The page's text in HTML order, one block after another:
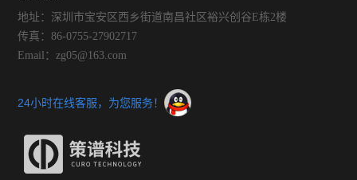
地址：深圳市宝安区西乡街道南昌社区裕兴创谷E栋2楼
传真：86-0755-27902717
Email：zg05@163.com
24小时在线客服，为您服务！